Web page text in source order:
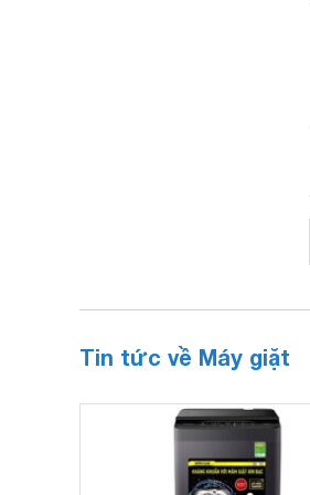
Tin tức về Máy giặt